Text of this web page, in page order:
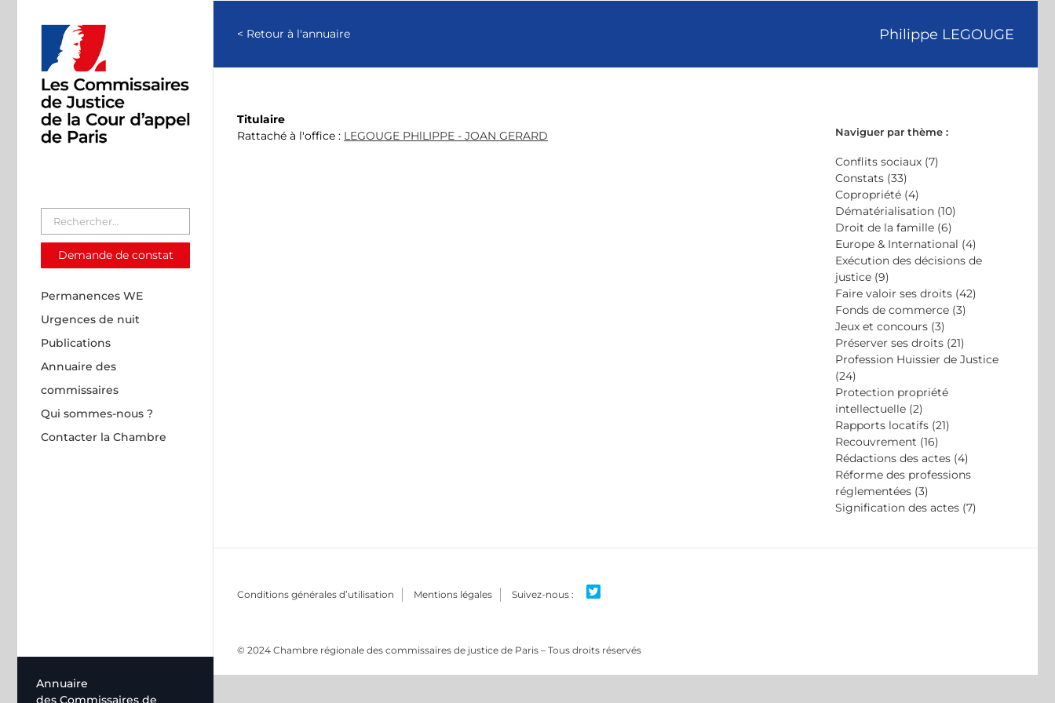
Demande de constat
Permanences WE
Urgences de nuit
Publications
Annuaire des
commissaires
Qui sommes-nous ?
Contacter la Chambre
Annuaire
des Commissaires de
Philippe LEGOUGE
< Retour à l'annuaire
Titulaire
Rattaché à l'office : LEGOUGE PHlLIPPE - JOAN GERARD Naviguer par thème :
Conflits sociaux (7)
Constats (33)
Copropriété (4)
Dématérialisation (10)
Droit de la famille (6)
Europe & International (4)
Exécution des décisions de
justice (9)
Faire valoir ses droits (42)
Fonds de commerce (3)
Jeux et concours (3)
Préserver ses droits (21)
Profession Huissier de Justice
(24)
Protection propriété
intellectuelle (2)
Rapports locatifs (21)
Recouvrement (16)
Rédactions des actes (4)
Réforme des professions
réglementées (3)
Signification des actes (7)
Conditions générales d’utilisation Mentions légales
© 2024 Chambre régionale des commissaires de justice de Paris – Tous droits réservés